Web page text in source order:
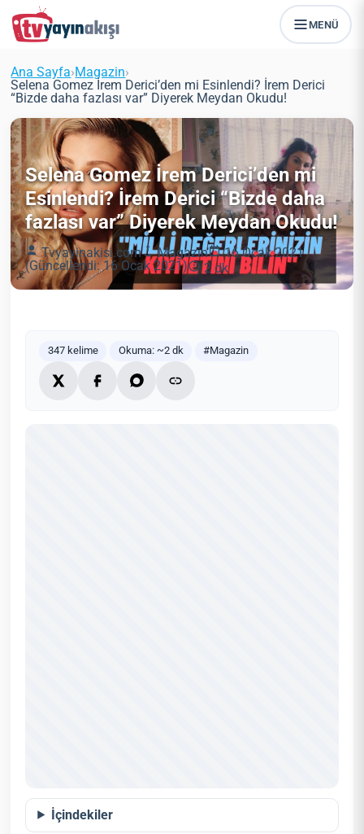
MENÜ
Ana Sayfa›Magazin›
Selena Gomez İrem Derici’den mi Esinlendi? İrem Derici
“Bizde daha fazlası var” Diyerek Meydan Okudu!
Selena Gomez İrem Derici’den mi
Esinlendi? İrem Derici “Bizde daha
fazlası var” Diyerek Meydan Okudu!
Tvyayinakisi.com Magazin
16 Ocak 2021
(Güncellendi: 16 Ocak 2021)
2 dk
347 kelime Okuma: ~2 dk #Magazin
İçindekiler